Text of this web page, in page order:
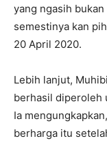
yang ngasih
semestinya kan
20 April 2020.
Lebih lanjut,
berhasil diperoleh
Ia
berharga itu